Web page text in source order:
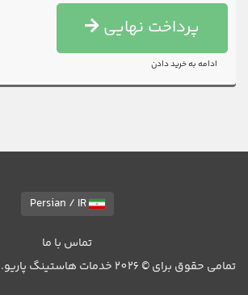
پرداخت نهایی
ادامه به خرید دادن
Persian / IR
تماس با ما
تمامی حقوق برای © 2026 خدمات هاستینگ پاریو. محفوط می باشد.